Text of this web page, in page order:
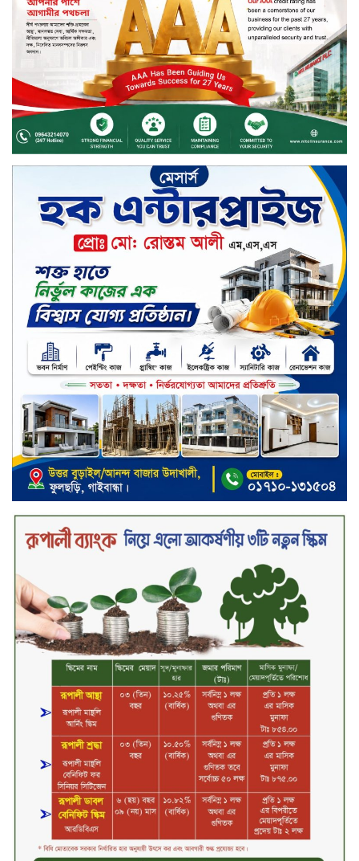
বিদায়ী সপ্তাহে লেনদেনের শীর্ষে শার্প
ইন্ডাস্ট্রিজ
চুয়াডাঙ্গায় বিএআরআই’র কৃষি গবেষণা
কেন্দ্র, মেহেরপুর এর আঞ্চলিক রিভিউ
কর্মশালা/২০২৫-২৬ অনুষ্ঠিত
মুসলিম নিকাহ রেজিস্ট্রার কল্যাণ
পরিষদের সম্মেলন অনুষ্ঠিত
দীর্ঘস্থায়ী ৭,৫০০ এমএএইচ ব্যাটারি
এবং শক্তিশালী গরিলা গ্লাস ৭আই সুরক্ষা
নিয়ে শাওমি উন্মোচন করল নতুন রেডমি
১৭
খালেদা জিয়ার গাড়ীতে হামলাকারী
রুবেলের গোত্রীয় সন্ত্রাসীদের গ্রেফতারের
দাবি
ক্যাশলেস বাংলাদেশ বিনির্মাণে
ইসলামী ব্যাংকের উদ্যোগে বাংলা
কিউআর নিয়ে বিশিষ্ট আলেমদের সঙ্গে
মতবিনিময় সভা অনুষ্ঠিত
‘শেখ হাসিনা ডিসেম্বরে ফিরলে গণহত্যার
দায় নিয়ে কারাগারে যাবেন,’ আইনমন্ত্রী
মধ্যরাতে শাহজালাল বিমানবন্দরের
বলাকা লাউঞ্জে অগ্নিকাণ্ড
নিরাপদ ও স্বল্পব্যয়ে ক্যাশলেস লেনদেন
গড়তে কাজ করছে বাংলাদেশ ব্যাংক:
গভর্নর
জীবননগর সীমান্ত দিয়ে ভারতে অবৈধ
অনুপ্রবেশের সময় ৮ বাংলাদেশি নারী
আটক